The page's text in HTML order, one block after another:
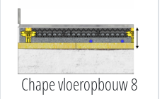
Chape vloeropbouw 8